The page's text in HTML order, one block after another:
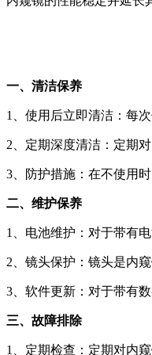
一、清洁保养
1、使用后立即清洁：每
2、定期深度清洁：定期
3、防护措施：在不使用
二、维护保养
1、电池维护：对于带有
2、镜头保护：镜头是内
3、软件更新：对于带有
三、故障排除
1、定期检查：定期对内